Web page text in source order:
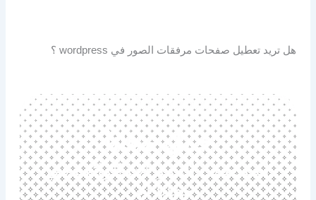
هل تريد تعطيل صفحات مرفقات الصور في wordpress ؟
حمل مجانا
استكشف المميزات الرائعة في
مجاناً الآن